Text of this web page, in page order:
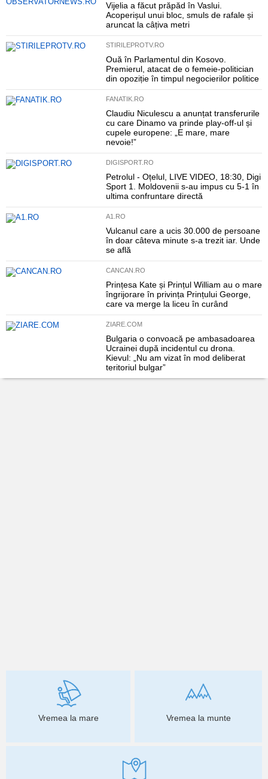
Vijelia a făcut prăpăd în Vaslui.
Acoperișul unui bloc, smuls de rafale și
aruncat la câțiva metri
STIRILEPROTV.RO
Ouă în Parlamentul din Kosovo.
Premierul, atacat de o femeie-politician
din opoziție în timpul negocierilor politice
FANATIK.RO
Claudiu Niculescu a anunțat transferurile
cu care Dinamo va prinde play-off-ul și
cupele europene: „E mare, mare
nevoie!”
DIGISPORT.RO
Petrolul - Oțelul, LIVE VIDEO, 18:30, Digi
Sport 1. Moldovenii s-au impus cu 5-1 în
ultima confruntare directă
A1.RO
Vulcanul care a ucis 30.000 de persoane
în doar câteva minute s-a trezit iar. Unde
se află
CANCAN.RO
Prințesa Kate și Prințul William au o mare
îngrijorare în privința Prințului George,
care va merge la liceu în curând
ZIARE.COM
Bulgaria o convoacă pe ambasadoarea
Ucrainei după incidentul cu drona.
Kievul: „Nu am vizat în mod deliberat
teritoriul bulgar”
Vremea la mare Vremea la munte